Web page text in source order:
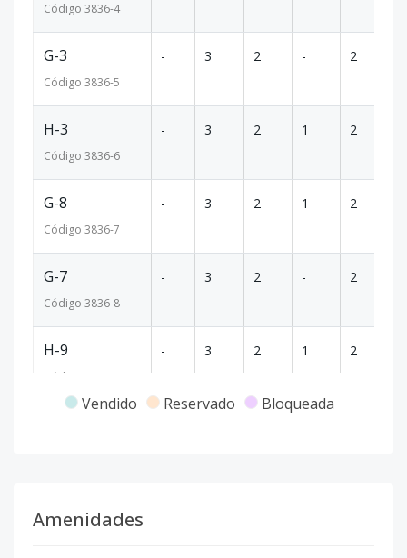
Código 3836-4
G-3
Código 3836-5
- 3 2 - 2
H-3
Código 3836-6
- 3 2 1 2
G-8
Código 3836-7
- 3 2 1 2
G-7
Código 3836-8
- 3 2 - 2
H-9
Código
- 3 2 1 2
Vendido Reservado Bloqueada
Amenidades